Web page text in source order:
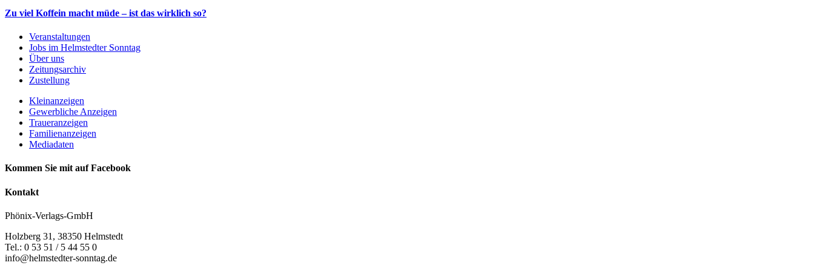
Zu viel Koffein macht müde – ist das wirklich so?
Veranstaltungen
Jobs im Helmstedter Sonntag
Über uns
Zeitungsarchiv
Zustellung
Kleinanzeigen
Gewerbliche Anzeigen
Traueranzeigen
Familienanzeigen
Mediadaten
Kommen Sie mit auf Facebook
Kontakt
Phönix-Verlags-GmbH
Holzberg 31, 38350 Helmstedt
Tel.: 0 53 51 / 5 44 55 0
info@helmstedter-sonntag.de